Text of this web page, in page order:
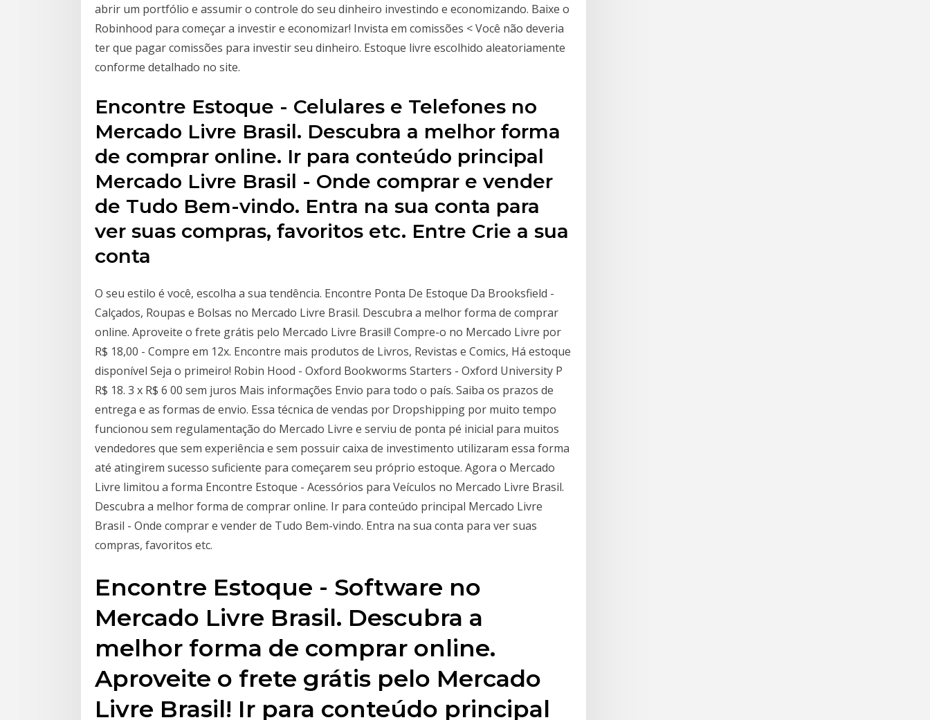
abrir um portfólio e assumir o controle do seu dinheiro investindo e economizando. Baixe o
Robinhood para começar a investir e economizar! Invista em comissões < Você não deveria
ter que pagar comissões para investir seu dinheiro. Estoque livre escolhido aleatoriamente
conforme detalhado no site.
Encontre Estoque - Celulares e Telefones no
Mercado Livre Brasil. Descubra a melhor forma
de comprar online. Ir para conteúdo principal
Mercado Livre Brasil - Onde comprar e vender
de Tudo Bem-vindo. Entra na sua conta para
ver suas compras, favoritos etc. Entre Crie a sua
conta
O seu estilo é você, escolha a sua tendência. Encontre Ponta De Estoque Da Brooksfield -
Calçados, Roupas e Bolsas no Mercado Livre Brasil. Descubra a melhor forma de comprar
online. Aproveite o frete grátis pelo Mercado Livre Brasil! Compre-o no Mercado Livre por
R$ 18,00 - Compre em 12x. Encontre mais produtos de Livros, Revistas e Comics, Há estoque
disponível Seja o primeiro! Robin Hood - Oxford Bookworms Starters - Oxford University P
R$ 18. 3 x R$ 6 00 sem juros Mais informações Envio para todo o país. Saiba os prazos de
entrega e as formas de envio. Essa técnica de vendas por Dropshipping por muito tempo
funcionou sem regulamentação do Mercado Livre e serviu de ponta pé inicial para muitos
vendedores que sem experiência e sem possuir caixa de investimento utilizaram essa forma
até atingirem sucesso suficiente para começarem seu próprio estoque. Agora o Mercado
Livre limitou a forma Encontre Estoque - Acessórios para Veículos no Mercado Livre Brasil.
Descubra a melhor forma de comprar online. Ir para conteúdo principal Mercado Livre
Brasil - Onde comprar e vender de Tudo Bem-vindo. Entra na sua conta para ver suas
compras, favoritos etc.
Encontre Estoque - Software no
Mercado Livre Brasil. Descubra a
melhor forma de comprar online.
Aproveite o frete grátis pelo Mercado
Livre Brasil! Ir para conteúdo principal